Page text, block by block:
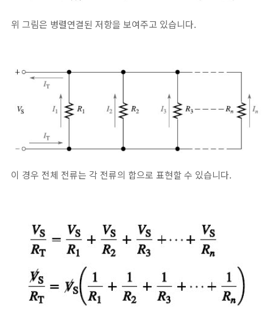
위 그림은 병렬연결된 저항을 보여주고 있습니다.
이 경우 전체 전류는 각 전류의 합으로 표현할 수 있습니다.